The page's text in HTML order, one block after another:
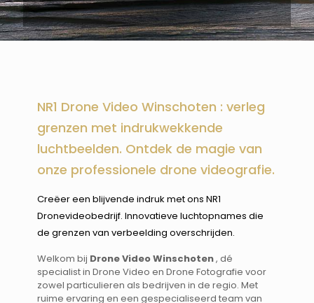
NR1 Drone Video Winschoten : verleg
grenzen met indrukwekkende
luchtbeelden. Ontdek de magie van
onze professionele drone videografie.
Creëer een blijvende indruk met ons NR1
Dronevideobedrijf. Innovatieve luchtopnames die
de grenzen van verbeelding overschrijden.
Welkom bij Drone Video Winschoten, dé
specialist in Drone Video en Drone Fotografie voor
zowel particulieren als bedrijven in de regio. Met
ruime ervaring en een gespecialiseerd team van